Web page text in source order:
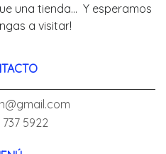
una tienda... Y esperamos
a visitar!
5922